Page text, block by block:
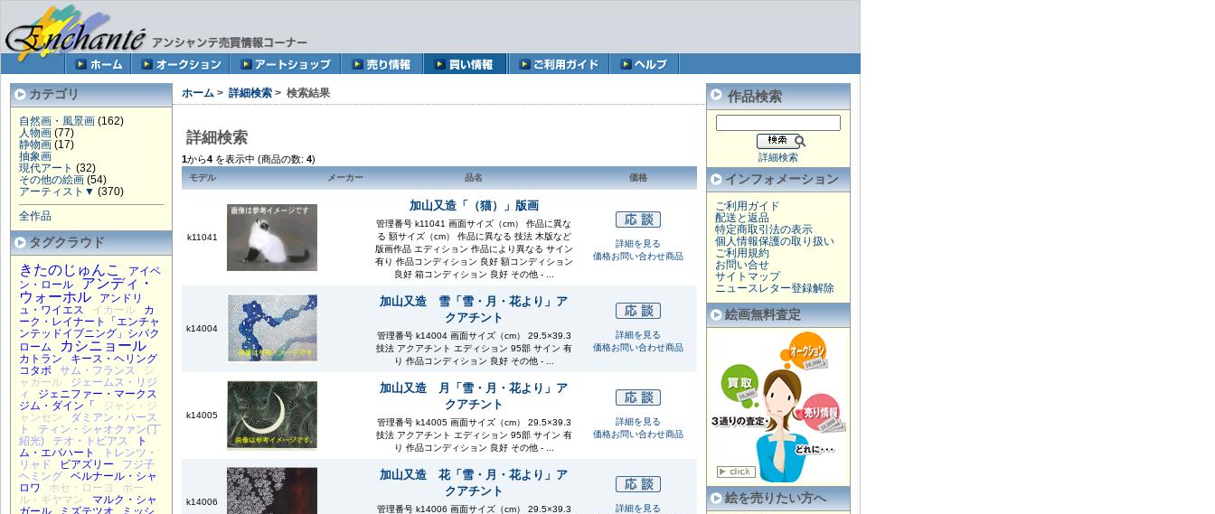
カテゴリ
自然画・風景画(162)
人物画(77)
静物画(17)
抽象画
現代アート (32)
その他の絵画(54)
アーティスト▼ (370)
全作品
タグクラウド
きたのじゅんこ
アイベ
ン・ロール
アンディ・
ウォーホル
アンドリ
ュ・ワイエス
イカール
カ
ーク・レイナート「エンチャ
ンテッドイブニング」シバク
ローム
カシニョール
カトラン
キース・ヘリング
コタボ
サム・フランス
シ
ャガール
ジェームス・リジ
ィ
ジェニファー・マークス
ジム・ダイン「
ジャン・ジ
ャンセン
ダミアン・ハース
ト
ティン・シャオクァン(丁
紹光)
テオ・トビアス
ト
ム・エバハート
トレンツ・
リャド
ビアズリー
フジ子
ヘミング
ベルナール・シャ
ロワ
ホセ・ローヨ
ポー
ル・ギヤマン
マルク・シャ
ガール
ミズテツオ
ミッシ
ホーム > 詳細検索 > 検索結果
詳細検索
1から4 を表示中 (商品の数: 4)
モデル メーカー 品名 価格
k11041
加山又造「（猫）」版画
管理番号 k11041 画面サイズ（cm） 作品に異な
る 額サイズ（cm） 作品に異なる 技法 木版など
版画作品 エディション 作品により異なる サイン
有り 作品コンディション 良好 額コンディション
良好 箱コンディション 良好 その他 - ...
詳細を見る
価格お問い合わせ商品
k14004
加山又造 雪「雪・月・花より」ア
クアチント
管理番号 k14004 画面サイズ（cm） 29.5×39.3
技法 アクアチント エディション 95部 サイン 有
り 作品コンディション 良好 その他 - ...
詳細を見る
価格お問い合わせ商品
k14005
加山又造 月「雪・月・花より」ア
クアチント
管理番号 k14005 画面サイズ（cm） 29.5×39.3
技法 アクアチント エディション 95部 サイン 有
り 作品コンディション 良好 その他 - ...
詳細を見る
価格お問い合わせ商品
k14006
加山又造 花「雪・月・花より」ア
クアチント
管理番号 k14006 画面サイズ（cm） 29.5×39.3
詳細を見る
作品検索
詳細検索
インフォメーション
ご利用ガイド
配送と返品
特定商取引法の表示
個人情報保護の取り扱い
ご利用規約
お問い合せ
サイトマップ
ニュースレター登録解除
絵画無料査定
絵を売りたい方へ